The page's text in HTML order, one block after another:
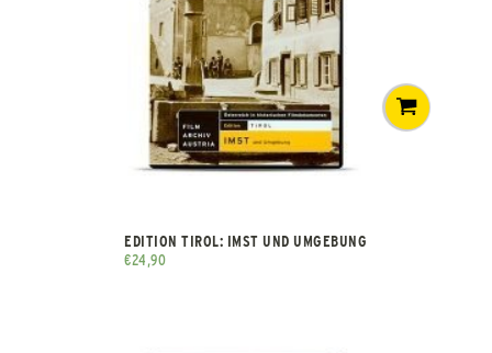
EDITION TIROL: IMST UND UMGEBUNG
€24,90